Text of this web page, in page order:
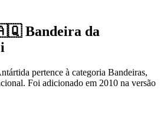
Bandeira da
pertence à categoria Bandeiras,
Foi adicionado em 2010 na versão